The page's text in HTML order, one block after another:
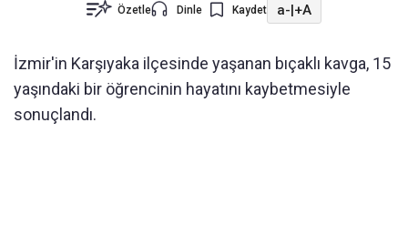
Özetle Dinle Kaydet a-|+A
İzmir'in Karşıyaka ilçesinde yaşanan bıçaklı kavga, 15
yaşındaki bir öğrencinin hayatını kaybetmesiyle
sonuçlandı.